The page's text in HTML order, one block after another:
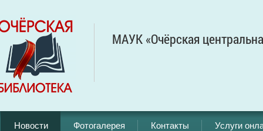
МАУК «Очёрская
Новости Фотогалерея Контакты Услуги